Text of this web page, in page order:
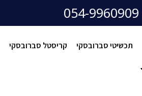
תכשיטי סברובסקי קריסטל סברובסקי